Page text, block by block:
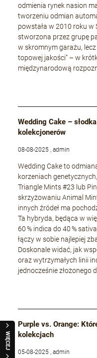
WIĘCEJ
odmienia rynek nasion
tworzeniu odmian
powstała w 2010 roku w
stworzona przez grupę
w skromnym garażu,
topowej jakości” – w
międzynarodową
Wedding Cake –
kolekcjonerów
08-08-2025 , admin
Wedding Cake to
korzeniach
Triangle Mints #23 lub
skrzyżowaniu Animal
innych źródeł ma
Ta hybryda, będąca w
60 % indica do 40 %
łączy w sobie najlepiej
Doskonale widać, jak
oraz wytrzymałych linii
jednocześnie złożonego
Purple vs. Orange:
kolekcjach
05-08-2025 , admin